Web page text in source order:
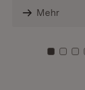
Mehr
ZuZu